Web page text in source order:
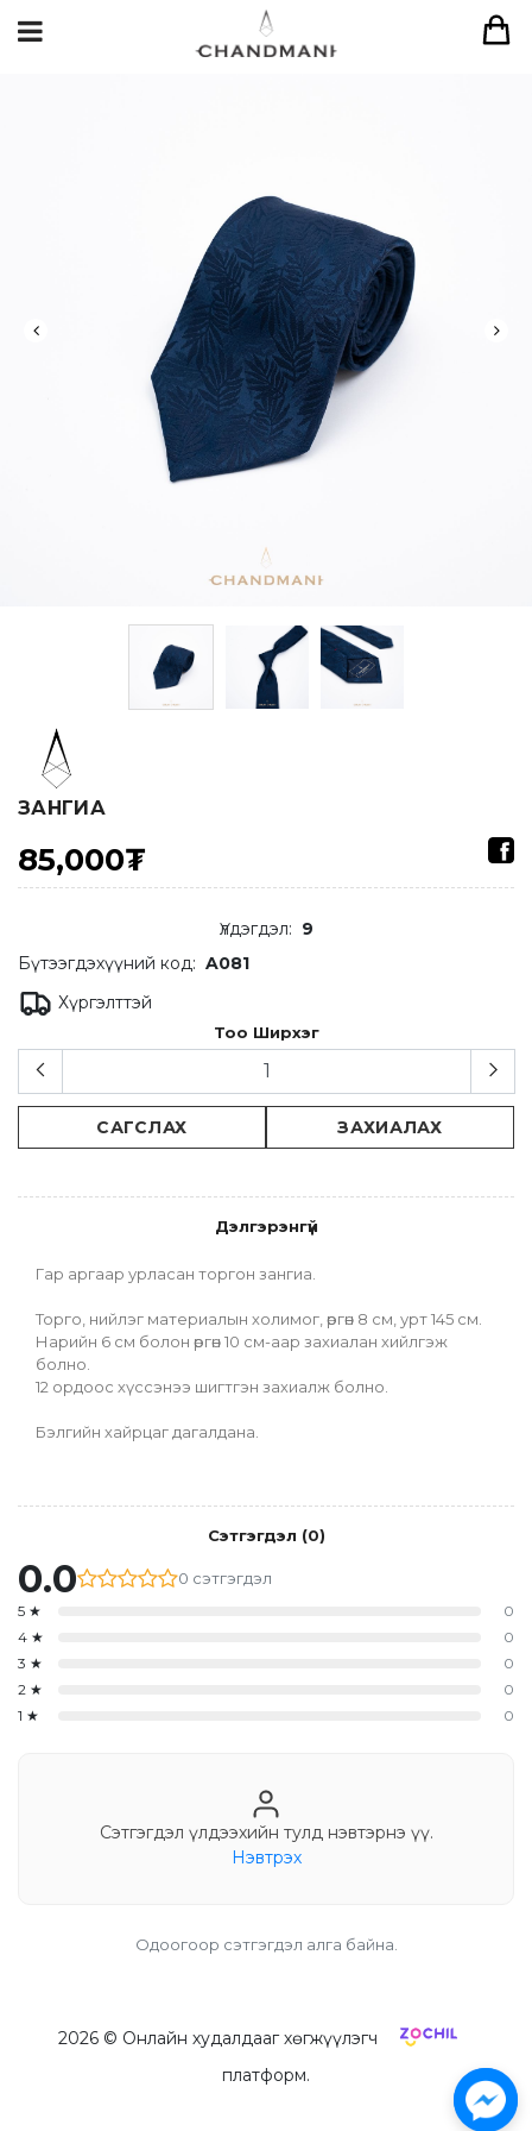
ЗАНГИА
85,000₮
Үлдэгдэл: 9
Бүтээгдэхүүний код: A081
Хүргэлттэй
Тоо Ширхэг
САГСЛАХ ЗАХИАЛАХ
Дэлгэрэнгүй
Гар аргаар урласан торгон зангиа.
Торго, нийлэг материалын холимог, өргөн 8 см, урт 145 см.
Нарийн 6 см болон өргөн 10 см-аар захиалан хийлгэж
болно.
12 ордоос хүссэнээ шигтгэн захиалж болно.
Бэлгийн хайрцаг дагалдана.
Сэтгэгдэл (0)
0.0 0 сэтгэгдэл
5 ★
0
4 ★
0
3 ★
0
2 ★
0
1 ★ 0
Сэтгэгдэл үлдээхийн тулд нэвтэрнэ үү.
Нэвтрэх
Одоогоор сэтгэгдэл алга байна.
2026© Онлайн худалдааг хөгжүүлэгч
платформ.